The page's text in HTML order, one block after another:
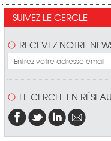
SUIVEZ LE CERCLE
RECEVEZ NOTRE
LE CERCLE EN RÉSEAU